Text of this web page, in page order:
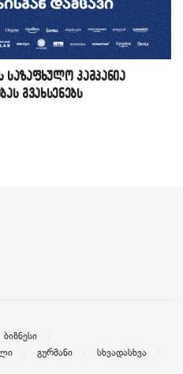
საზაფხულო კამპანია
გვახსენებს
ბიზნესი
გურმანი
სხვადასხვა